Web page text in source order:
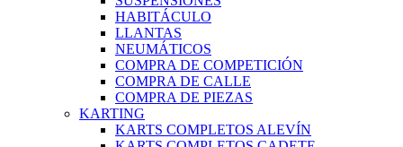
HABITÁCULO
LLANTAS
NEUMÁTICOS
COMPRA DE COMPETICIÓN
COMPRA DE CALLE
COMPRA DE PIEZAS
KARTING
KARTS COMPLETOS ALEVÍN